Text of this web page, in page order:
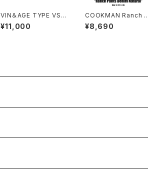
VIN＆AGE TYPE VSL1
1 CHAMBRAY SHIRT
¥11,000
COOKMAN Ranch P
ants Denim Natural
¥8,690